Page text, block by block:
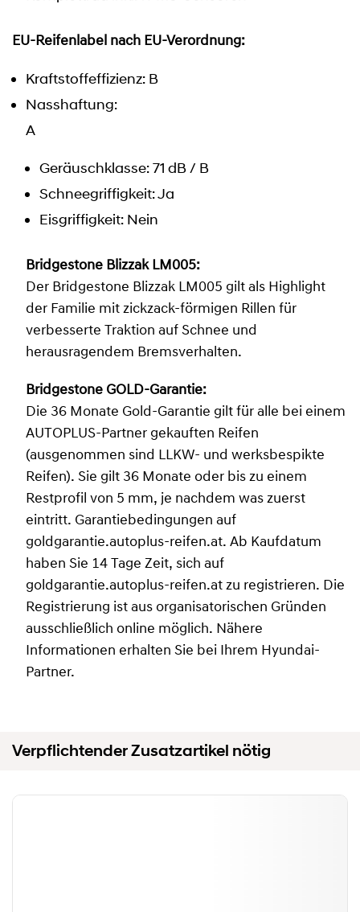
EU-Reifenlabel nach EU-Verordnung:
Kraftstoffeffizienz: B
Nasshaftung:
A
Geräuschklasse: 71 dB / B
Schneegriffigkeit: Ja
Eisgriffigkeit: Nein
Bridgestone Blizzak LM005:
Der Bridgestone Blizzak LM005 gilt als Highlight
der Familie mit zickzack-förmigen Rillen für
verbesserte Traktion auf Schnee und
herausragendem Bremsverhalten.
Bridgestone GOLD-Garantie:
Die 36 Monate Gold-Garantie gilt für alle bei einem
AUTOPLUS-Partner gekauften Reifen
(ausgenommen sind LLKW- und werksbespikte
Reifen). Sie gilt 36 Monate oder bis zu einem
Restprofil von 5 mm, je nachdem was zuerst
eintritt. Garantiebedingungen auf
goldgarantie.autoplus-reifen.at. Ab Kaufdatum
haben Sie 14 Tage Zeit, sich auf
goldgarantie.autoplus-reifen.at zu registrieren. Die
Registrierung ist aus organisatorischen Gründen
ausschließlich online möglich. Nähere
Informationen erhalten Sie bei Ihrem Hyundai-
Partner.
Verpflichtender Zusatzartikel nötig